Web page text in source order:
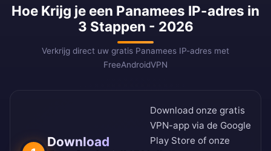
Hoe Krijg je een Panamees IP-adres in
3 Stappen - 2026
Verkrijg direct uw gratis Panamees IP-adres met
FreeAndroidVPN
Download
Download onze gratis
VPN-app via de Google
Play Store of onze